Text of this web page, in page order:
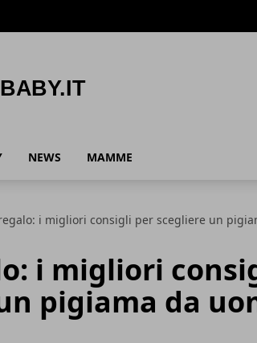
NEWS MAMME
i migliori consigli per scegliere un
i migliori
pigiama da